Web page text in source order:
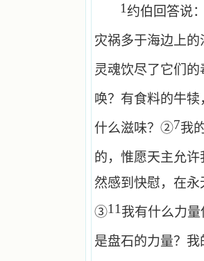
1约伯回答说
灾祸多于海边上
灵魂饮尽了它们
唤？有食料的牛
什么滋味？②7我
的，惟愿天主允
然感到快慰，在
③11 我有什么力
是盘石的力量？